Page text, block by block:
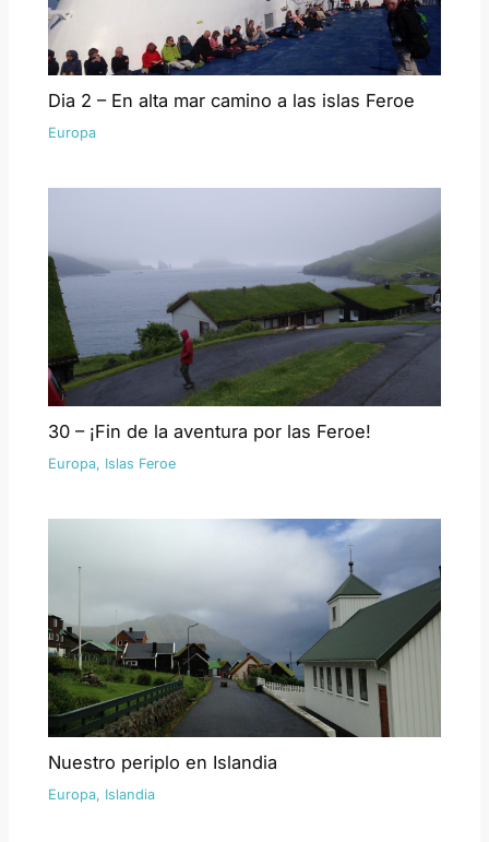
Dia 2 – En alta mar camino a las islas Feroe
Europa
30 – ¡Fin de la aventura por las Feroe!
Europa, Islas Feroe
Nuestro periplo en Islandia
Europa, Islandia